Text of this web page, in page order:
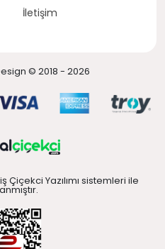
İletişim
© 2018 - 2026
Çiçekci Yazılımı sistemleri ile